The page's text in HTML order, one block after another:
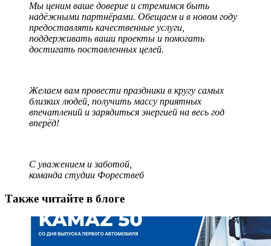
Мы ценим ваше доверие и стремимся быть
надёжными партнёрами. Обещаем и в новом году
предоставлять качественные услуги,
поддерживать ваши проекты и помогать
достигать поставленных целей.
Желаем вам провести праздники в кругу самых
близких людей, получить массу приятных
впечатлений и зарядиться энергией на весь год
вперёд!
С уважением и заботой,
команда студии Форествеб
Также читайте в блоге